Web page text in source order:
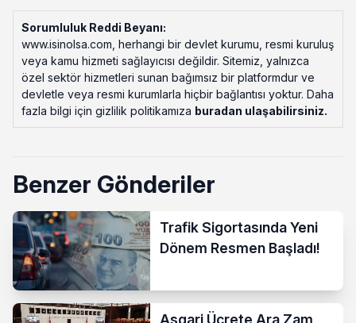
Sorumluluk Reddi Beyanı:
www.isinolsa.com, herhangi bir devlet kurumu, resmi kuruluş
veya kamu hizmeti sağlayıcısı değildir. Sitemiz, yalnızca
özel sektör hizmetleri sunan bağımsız bir platformdur ve
devletle veya resmi kurumlarla hiçbir bağlantısı yoktur. Daha
fazla bilgi için gizlilik politikamıza buradan ulaşabilirsiniz.
Benzer Gönderiler
Trafik Sigortasında Yeni
Dönem Resmen Başladı!
Asgari Ücrete Ara Zam